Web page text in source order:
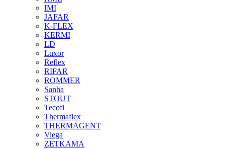
IMI
JAFAR
K-FLEX
KERMI
LD
Luxor
Reflex
RIFAR
ROMMER
Sanha
STOUT
Tecofi
Thermaflex
THERMAGENT
Viega
ZETKAMA